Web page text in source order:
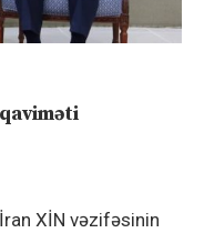
XİN vəzifəsinin